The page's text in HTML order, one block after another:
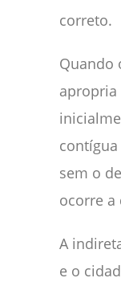
correto.
Quando
sem o
ocorre a
A
e o